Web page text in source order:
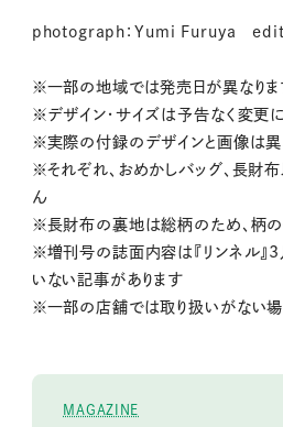
photograph：Yumi Furuya
※一部の地域では発売日が異なりま
※デザイン・サイズは予告なく変更
※実際の付録のデザインと画像は異
※それぞれ、おめかしバッグ、長財
ん
※長財布の裏地は総柄のため、柄
※増刊号の誌面内容は『リンネル』3
いない記事があります
※一部の店舗では取り扱いがない場
MAGAZINE